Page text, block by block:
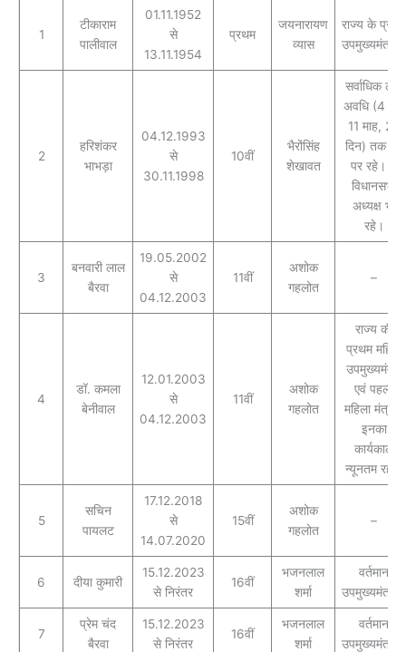
1
टीकाराम
पालीवाल
01.11.1952
से
13.11.1954
प्रथम
जयनारायण
व्यास
राज्य के प्रथम
उपमुख्यमंत्री।
2
हरिशंकर
भाभड़ा
04.12.1993
से
30.11.1998
10वीं
भैरोंसिंह
शेखावत
सर्वाधिक लंबी
अवधि (4 वर्ष,
11 माह, 28
दिन) तक पद
पर रहे। ये
विधानसभा
अध्यक्ष भी
रहे।
3
बनवारी लाल
बैरवा
19.05.2002
से
04.12.2003
11वीं
अशोक
गहलोत
–
4
डॉ. कमला
बेनीवाल
12.01.2003
से
04.12.2003
11वीं
अशोक
गहलोत
राज्य की
प्रथम महिला
उपमुख्यमंत्री
एवं पहली
महिला मंत्री।
इनका
कार्यकाल
न्यूनतम रहा।
5
सचिन
पायलट
17.12.2018
से
14.07.2020
15वीं
अशोक
गहलोत
–
6 दीया कुमारी
15.12.2023
से निरंतर
16वीं
भजनलाल
शर्मा
वर्तमान
उपमुख्यमंत्री।
7
प्रेम चंद
बैरवा
15.12.2023
से निरंतर
16वीं
भजनलाल
शर्मा
वर्तमान
उपमुख्यमंत्री।